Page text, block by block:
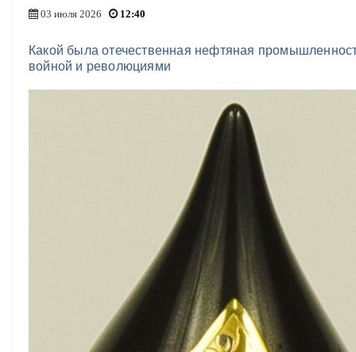
03 июля 2026 12:40
Какой была отечественная нефтяная
войной и революциями